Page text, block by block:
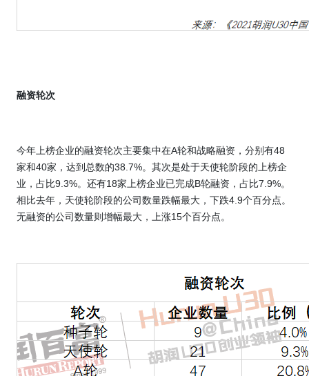
融资轮次
今年 上榜企业的融资轮次主要集中在A轮和战略融资，分别有48
家和40家，达到总数的38.7%。其次是处于天使轮阶段的上榜企
业，占比9.3%。还有18家上榜企业已完成B轮融资，占比7.9%。
相比去年，天使轮阶段的公司数量跌幅最大，下跌4.9个百分点。
无融资的公司数量则增幅最大，上涨15个百分点。